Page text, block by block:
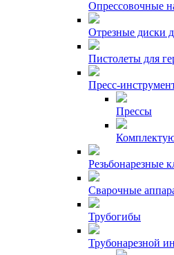
Опрессовочные
Отрезные
Пистолеты для
Пресс-
Прессы
Резьбонарезные
Сварочные
Трубогибы
Трубонарезной